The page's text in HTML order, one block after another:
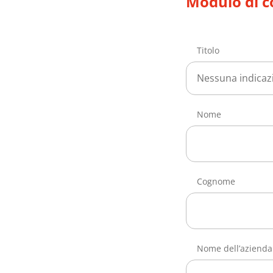
Titolo
Nessuna
Nome
Cognome
Nome dell’azienda